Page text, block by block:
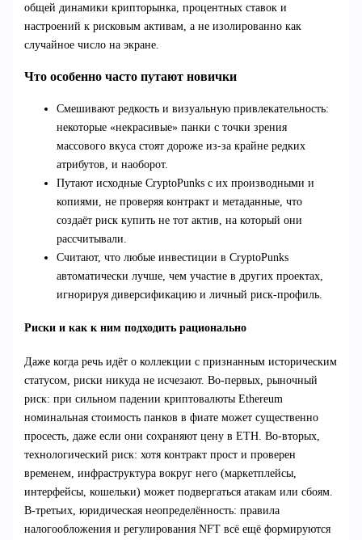
общей динамики крипторынка, процентных ставок и
настроений к рисковым активам, а не изолированно как
случайное число на экране.
Что особенно часто путают новички
Смешивают редкость и визуальную привлекательность:
некоторые «некрасивые» панки с точки зрения
массового вкуса стоят дороже из-за крайне редких
атрибутов, и наоборот.
Путают исходные CryptoPunks с их производными и
копиями, не проверяя контракт и метаданные, что
создаёт риск купить не тот актив, на который они
рассчитывали.
Считают, что любые инвестиции в CryptoPunks
автоматически лучше, чем участие в других проектах,
игнорируя диверсификацию и личный риск-профиль.
Риски и как к ним подходить рационально
Даже когда речь идёт о коллекции с признанным историческим
статусом, риски никуда не исчезают. Во‑первых, рыночный
риск: при сильном падении криптовалюты Ethereum
номинальная стоимость панков в фиате может существенно
просесть, даже если они сохраняют цену в ETH. Во‑вторых,
технологический риск: хотя контракт прост и проверен
временем, инфраструктура вокруг него (маркетплейсы,
интерфейсы, кошельки) может подвергаться атакам или сбоям.
В‑третьих, юридическая неопределённость: правила
налогообложения и регулирования NFT всё ещё формируются